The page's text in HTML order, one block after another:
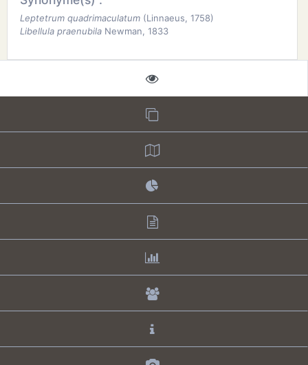
Leptetrum quadrimaculatum(Linnaeus, 1758)
Libellula praenubilaNewman, 1833